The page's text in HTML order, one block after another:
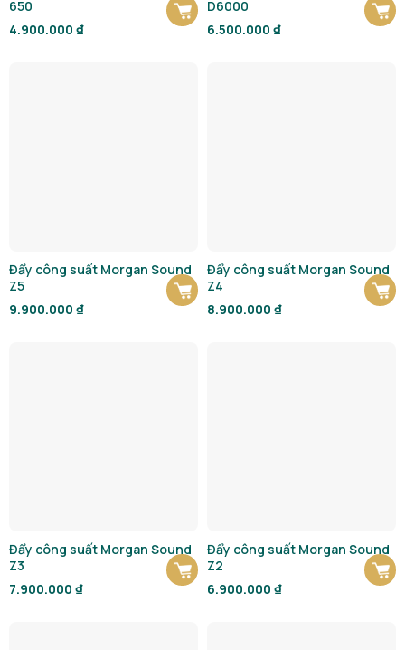
650
4.900.000 ₫
D6000
6.500.000 ₫
Đẩy công suất Morgan Sound
Z5
9.900.000 ₫
Đẩy công suất Morgan Sound
Z4
8.900.000 ₫
Đẩy công suất Morgan Sound
Z3
7.900.000 ₫
Đẩy công suất Morgan Sound
Z2
6.900.000 ₫